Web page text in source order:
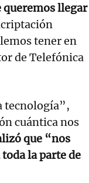
queremos llegar
tener en
de Telefónica
tecnología”,
cuántica nos
que “nos
la parte de